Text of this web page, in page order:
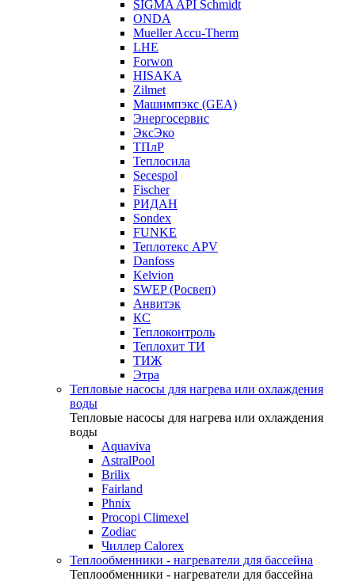
SIGMA API Schmidt
ONDA
Mueller Accu-Therm
LHE
Forwon
HISAKA
Zilmet
Машимпэкс (GEA)
Энергосервис
ЭксЭко
ТПлР
Теплосила
Secespol
Fischer
РИДАН
Sondex
FUNKE
Теплотекс APV
Danfoss
Kelvion
SWEP (Росвеп)
Анвитэк
КС
Теплоконтроль
Теплохит ТИ
ТИЖ
Этра
Тепловые насосы для нагрева или охлаждения
воды
Тепловые насосы для нагрева или охлаждения
воды
Aquaviva
AstralPool
Brilix
Fairland
Phnix
Procopi Climexel
Zodiac
Чиллер Calorex
Теплообменники - нагреватели для бассейна
Теплообменники - нагреватели для бассейна